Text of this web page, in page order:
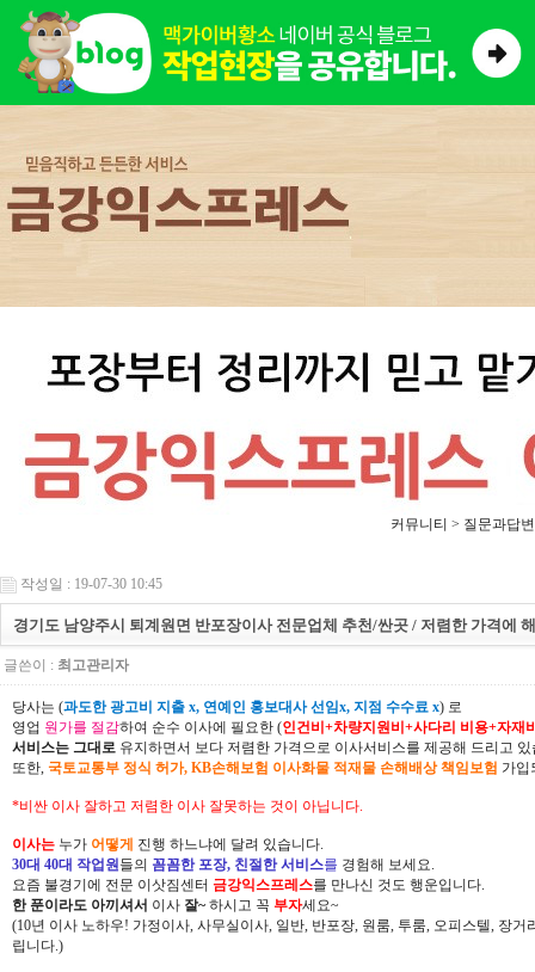
커뮤니티 > 질문과답변
작성일 : 19-07-30 10:45
경기도 남양주시 퇴계원면 반포장이사 전문업체 추천/싼곳 / 저렴한 가격에
글쓴이 : 최고관리자
당사는 (과도한 광고비 지출 x, 연예인 홍보대사 선임x, 지점 수수료 x) 로
영업 원가를 절감하여 순수 이사에 필요한 (인건비+차량지원비+사다리 비용+자재
서비스는 그대로 유지하면서 보다 저렴한 가격으로 이사서비스를 제공해 드리고 있
또한, 국토교통부 정식 허가, KB손해보험 이사화물 적재물 손해배상 책임보험 가입
*비싼 이사 잘하고 저렴한 이사 잘못하는 것이 아닙니다.
이사는 누가 어떻게 진행 하느냐에 달려 있습니다.
30대 40대 작업원들의 꼼꼼한 포장, 친절한 서비스를 경험해 보세요.
요즘 불경기에 전문 이삿짐센터 금강익스프레스를 만나신 것도 행운입니다.
한 푼이라도 아끼셔서 이사 잘~ 하시고 꼭 부자세요~
(10년 이사 노하우! 가정이사, 사무실이사, 일반, 반포장, 원룸, 투룸, 오피스텔, 장
립니다.)